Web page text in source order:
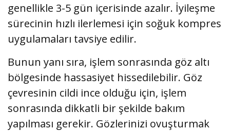
genellikle 3-5 gün içerisinde azalır. İyileşme
sürecinin hızlı ilerlemesi için soğuk kompres
uygulamaları tavsiye edilir.
Bunun yanı sıra, işlem sonrasında göz altı
bölgesinde hassasiyet hissedilebilir. Göz
çevresinin cildi ince olduğu için, işlem
sonrasında dikkatli bir şekilde bakım
yapılması gerekir. Gözlerinizi ovuşturmak